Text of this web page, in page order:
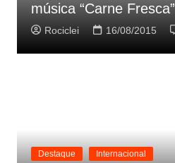
música “Carne Fresca”
Rociclei 16/08/2015
Destaque Internacional